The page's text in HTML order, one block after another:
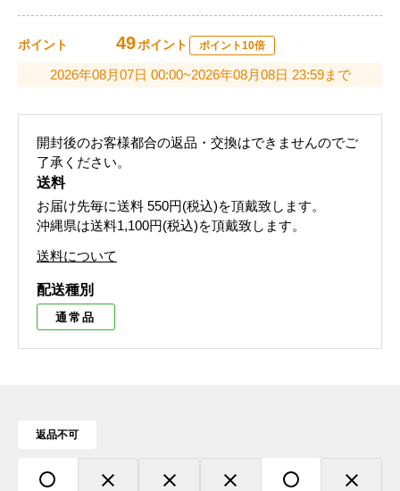
ポイント 49ポイント ポイント10倍
2026年08月07日 00:00~2026年08月08日 23:59まで
開封後のお客様都合の返品・交換はできませんのでご
了承ください。
送料
お届け先毎に送料 550円(税込)を頂戴致します。
沖縄県は送料1,100円(税込)を頂戴致します。
送料について
配送種別
通常品
返品不可